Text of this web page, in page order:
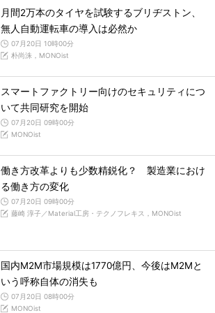
月間2万本のタイヤを試験するブリヂストン、
無人自動運転車の導入は必然か
07月20日 10時00分
朴尚洙，MONOist
スマートファクトリー向けのセキュリティにつ
いて共同研究を開始
07月20日 09時00分
MONOist
働き方改革よりも少数精鋭化？ 製造業におけ
る働き方の変化
07月20日 09時00分
藤崎 淳子／Material工房・テクノフレキス，MONOist
国内M2M市場規模は1770億円、今後はM2Mと
いう呼称自体の消失も
07月20日 08時00分
MONOist